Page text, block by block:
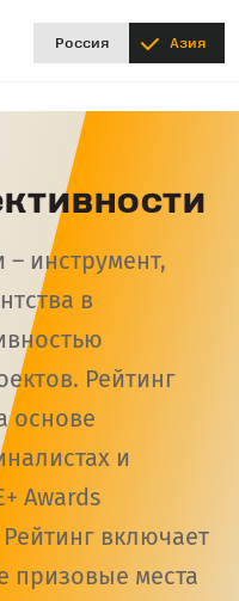
Россия Азия
инструмент,
в
Рейтинг
основе
и
Awards
включает
призовые места